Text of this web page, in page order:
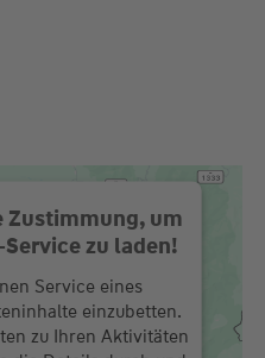
Zustimmung, um
zu laden!
Service eines
einzubetten.
zu Ihren Aktivitäten